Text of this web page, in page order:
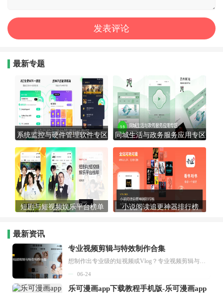
最新专题
系统监控与硬件管理软件专区 同城生活与政务服务应用专区
短剧与短视频娱乐平台榜单 小说阅读追更神器排行榜
最新资讯
专业视频剪辑与特效制作合集
想制作出专业级的短视频或Vlog？专业视频剪辑与特效制作大全专题为你提供了从剪辑、抠像到特效包装的全套解决方案。无论是添加炫酷的片头、进行精准的视频抠图，还是制...
06-24
乐可漫画app下载教程手机版-乐可漫画app